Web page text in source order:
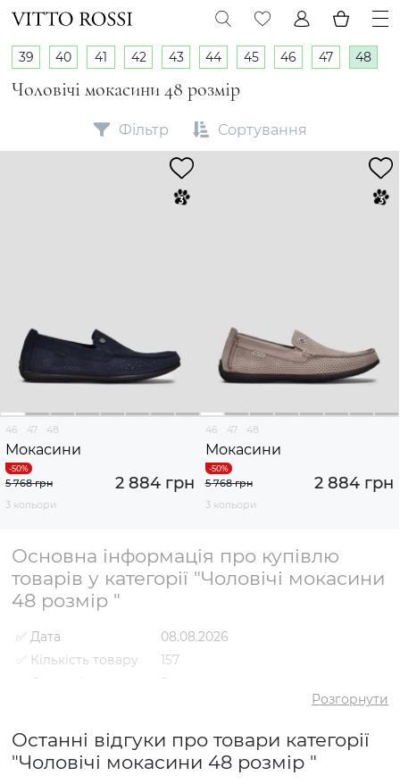
Чоловічі мокасини 48 розмір
39 40 41 42 43 44 45 46 47 48
Фільтр Сортування
46 47 48
Мокасини
2 884 грн
5 768 грн
3 кольори
46 47 48
Мокасини
2 884 грн
5 768 грн
3 кольори
Основна інформація про купівлю
товарів у категорії "Чоловічі мокасини
48 розмір "
✅ Дата
08.08.2026
✅ Кількість товару
157
✅ Середній рейтинг
5
✅ Найдешевший
товар
1460 грн
✅ Найдорожчий
4038 грн
Розгорнути
Останні відгуки про товари категорії
"Чоловічі мокасини 48 розмір "